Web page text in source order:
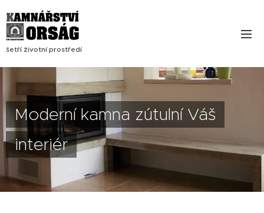
šetří životní prostředí
Moderní kamna zútulní Váš
interiér